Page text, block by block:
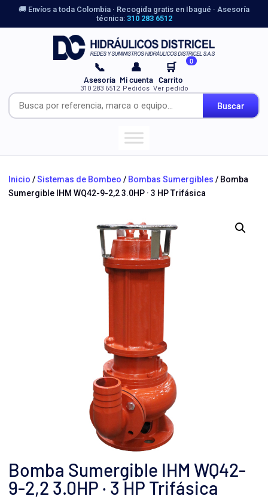
🚚 Envíos a toda Colombia · Recogida gratis en Ibagué · Asesoría
técnica: 310 283 6512
Buscar
📞
Asesoría
310 283 6512
👤
Mi cuenta
Pedidos
🛒 0
Carrito
Ver pedido
Inicio /Sistemas de Bombeo / Bombas Sumergibles / Bomba
Sumergible IHM WQ42-9-2,2 3.0HP · 3 HP Trifásica
Bomba Sumergible IHM WQ42-
9-2,2 3.0HP · 3 HP Trifásica